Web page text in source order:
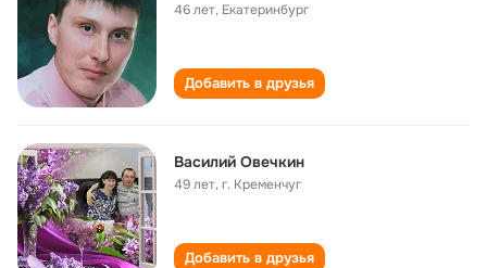
46 лет, Екатеринбург
Добавить в друзья
Василий Овечкин
49 лет,г. Кременчуг
Добавить в друзья